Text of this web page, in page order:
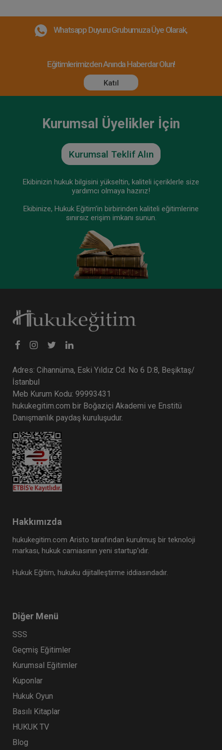
Whatsapp Duyuru Grubumuza Üye Olarak,
Eğitimlerimizden Anında Haberdar Olun!
Katıl
Kurumsal Üyelikler İçin
Kurumsal Teklif Alın
Ekibinizin hukuk bilgisini yükseltin, kaliteli içeriklerle size
yardımcı olmaya hazırız!
Ekibinize, Hukuk Eğitim’in birbirinden kaliteli eğitimlerine
sınırsız erişim imkanı sunun.
Adres: Cihannüma, Eski Yıldız Cd. No 6 D:8, Beşiktaş/
İstanbul
Meb Kurum Kodu: 99993431
hukukegitim.com bir Boğaziçi Akademi ve Enstitü
Danışmanlık paydaş kuruluşudur.
Hakkımızda
hukukegitim.com Aristo tarafından kurulmuş bir teknoloji
markası, hukuk camiasının yeni startup’ıdır.
Hukuk Eğitim, hukuku dijitalleştirme iddiasındadır.
Diğer Menü
SSS
Geçmiş Eğitimler
Kurumsal Eğitimler
Kuponlar
Hukuk Oyun
Basılı Kitaplar
HUKUK TV
Blog